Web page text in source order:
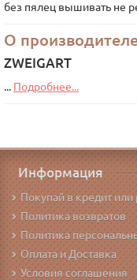
без пялец вышивать не
О
ZWEIGART
... Подробнее...
Информация
Покупай в кредит или
Политика возвратов
Политика
Оплата и Доставка
Условия соглашения